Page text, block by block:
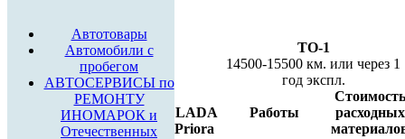
Автотовары
Автомобили с
пробегом
АВТОСЕРВИСЫ по
РЕМОНТУ
ИНОМАРОК и
Отечественных
LADA
Priora
ТО-1
14500-15500 км. или через 1
год экспл.
Работы
Стоимость
расходных